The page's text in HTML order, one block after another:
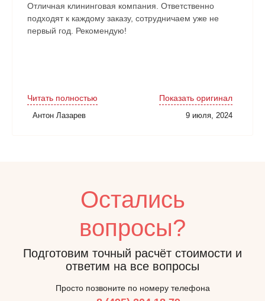
Отличная клининговая компания. Ответственно
подходят к каждому заказу, сотрудничаем уже не
первый год. Рекомендую!
Читать полностью Показать оригинал
Антон Лазарев 9 июля, 2024
Остались
вопросы?
Подготовим точный расчёт стоимости и
ответим на все вопросы
Просто позвоните по номеру телефона